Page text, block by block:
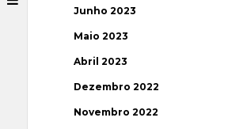
Junho 2023
Maio 2023
Abril 2023
Dezembro 2022
Novembro 2022